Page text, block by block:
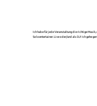
Ich habe für jede Veranstaltung die richtige
Soloentertainer. Live oder/und als DJ! Ich gehe